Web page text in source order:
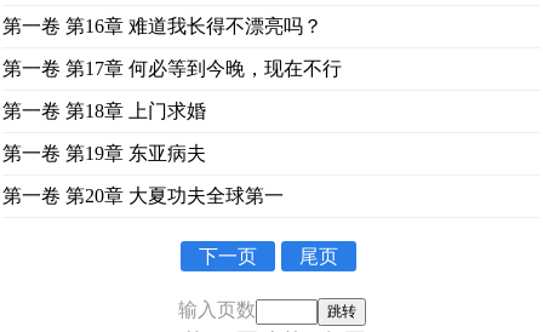
第一卷 第16章 难道我长得不漂亮吗？
第一卷 第17章 何必等到今晚，现在不行
第一卷 第18章 上门求婚
第一卷 第19章 东亚病夫
第一卷 第20章 大夏功夫全球第一
下一页 尾页
输入页数